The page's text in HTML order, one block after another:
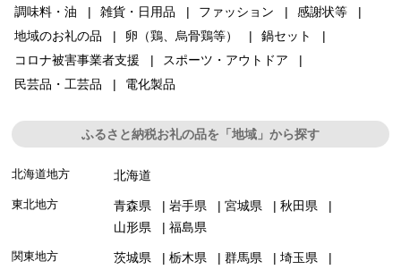
調味料・油
雑貨・日用品 ファッション
感謝状等
地域のお礼の品
卵（鶏、烏骨鶏等）
鍋セット
コロナ被害事業者支援
スポーツ・アウトドア
民芸品・工芸品
電化製品
ふるさと納税お礼の品を「地域」から探す
北海道地方 北海道
東北地方 青森県 岩手県 宮城県
秋田県
山形県
福島県
関東地方 茨城県 栃木県 群馬県
埼玉県